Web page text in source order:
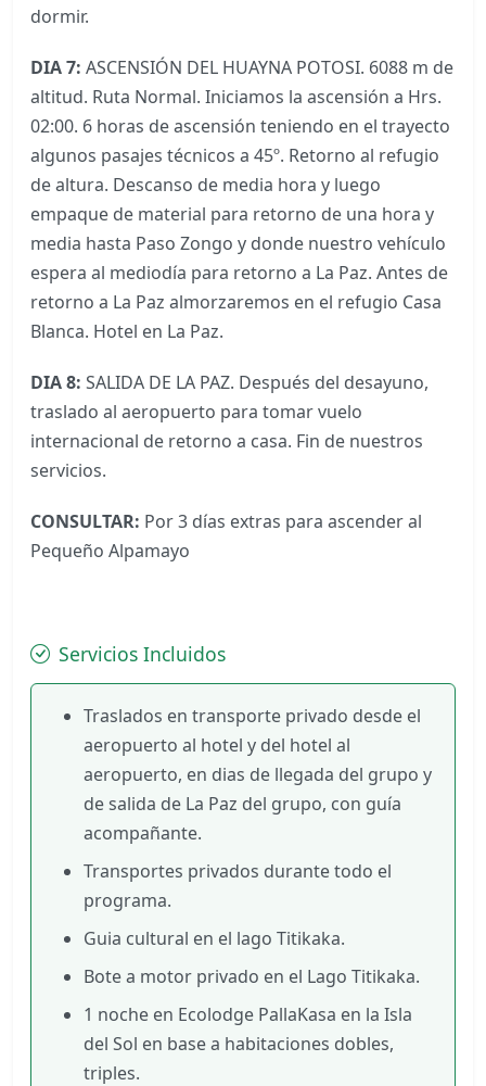
dormir.
DIA 7: ASCENSIÓN DEL HUAYNA POTOSI. 6088 m de
altitud. Ruta Normal. Iniciamos la ascensión a Hrs.
02:00. 6 horas de ascensión teniendo en el trayecto
algunos pasajes técnicos a 45º. Retorno al refugio
de altura. Descanso de media hora y luego
empaque de material para retorno de una hora y
media hasta Paso Zongo y donde nuestro vehículo
espera al mediodía para retorno a La Paz. Antes de
retorno a La Paz almorzaremos en el refugio Casa
Blanca. Hotel en La Paz.
DIA 8: SALIDA DE LA PAZ. Después del desayuno,
traslado al aeropuerto para tomar vuelo
internacional de retorno a casa. Fin de nuestros
servicios.
CONSULTAR: Por 3 días extras para ascender al
Pequeño Alpamayo
Servicios Incluidos
Traslados en transporte privado desde el
aeropuerto al hotel y del hotel al
aeropuerto, en dias de llegada del grupo y
de salida de La Paz del grupo, con guía
acompañante.
Transportes privados durante todo el
programa.
Guia cultural en el lago Titikaka.
Bote a motor privado en el Lago Titikaka.
1 noche en Ecolodge PallaKasa en la Isla
del Sol en base a habitaciones dobles,
triples.